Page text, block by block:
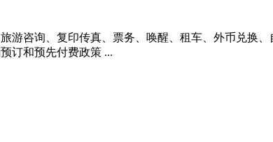
游咨询、复印传真、票务、唤醒、租车、外币兑换
订和预先付费政策 ...